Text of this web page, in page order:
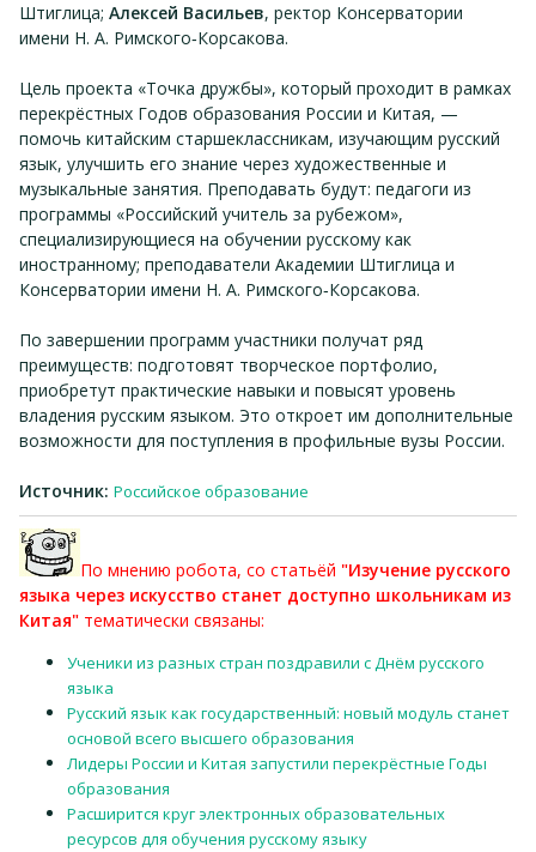
Штиглица; Алексей Васильев, ректор Консерватории
имени Н. А. Римского‑Корсакова.
Цель проекта «Точка дружбы», который проходит в рамках
перекрёстных Годов образования России и Китая, —
помочь китайским старшеклассникам, изучающим русский
язык, улучшить его знание через художественные и
музыкальные занятия. Преподавать будут: педагоги из
программы «Российский учитель за рубежом»,
специализирующиеся на обучении русскому как
иностранному; преподаватели Академии Штиглица и
Консерватории имени Н. А. Римского‑Корсакова.
По завершении программ участники получат ряд
преимуществ: подготовят творческое портфолио,
приобретут практические навыки и повысят уровень
владения русским языком. Это откроет им дополнительные
возможности для поступления в профильные вузы России.
Источник: Российское образование
По мнению робота, со статьёй "Изучение русского
языка через искусство станет доступно школьникам из
Китая" тематически связаны:
Ученики из разных стран поздравили с Днём русского
языка
Русский язык как государственный: новый модуль станет
основой всего высшего образования
Лидеры России и Китая запустили перекрёстные Годы
образования
Расширится круг электронных образовательных
ресурсов для обучения русскому языку